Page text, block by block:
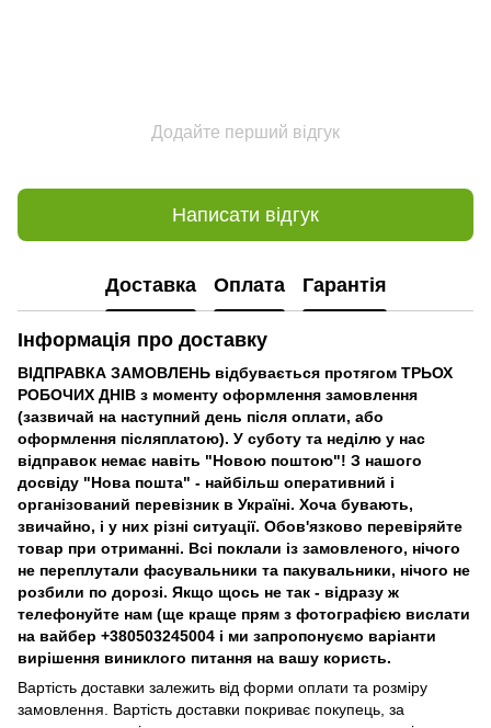
Додайте перший відгук
Написати відгук
Доставка Оплата Гарантія
Інформація про доставку
ВІДПРАВКА ЗАМОВЛЕНЬ відбувається протягом ТРЬОХ
РОБОЧИХ ДНІВ з моменту оформлення замовлення
(зазвичай на наступний день після оплати, або
оформлення післяплатою). У суботу та неділю у нас
відправок немає навіть "Новою поштою"! З нашого
досвіду "Нова пошта" - найбільш оперативний і
організований перевізник в Україні. Хоча бувають,
звичайно, і у них різні ситуації. Обов'язково перевіряйте
товар при отриманні. Всі поклали із замовленого, нічого
не переплутали фасувальники та пакувальники, нічого не
розбили по дорозі. Якщо щось не так - відразу ж
телефонуйте нам (ще краще прям з фотографією вислати
на вайбер +380503245004 і ми запропонуємо варіанти
вирішення виниклого питання на вашу користь.
Вартість доставки залежить від форми оплати та розміру
замовлення. Вартість доставки покриває покупець, за